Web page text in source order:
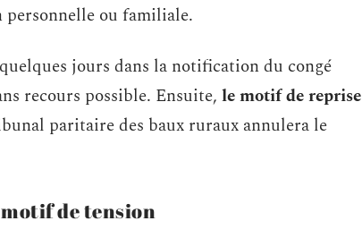
ou familiale.
jours dans la notification du congé
recours possible. Ensuite, le motif de reprise
paritaire des baux ruraux annulera le
de tension